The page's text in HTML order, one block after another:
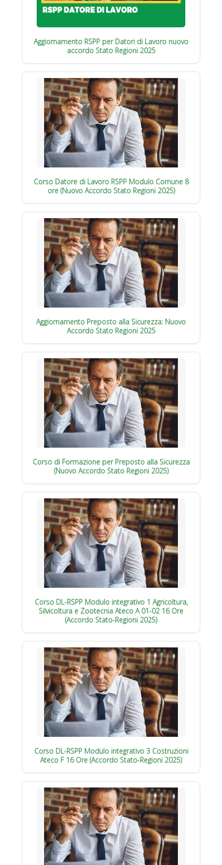
Aggiornamento RSPP per Datori di Lavoro nuovo
accordo Stato Regioni 2025
Corso Datore di Lavoro RSPP Modulo Comune 8
ore (Nuovo Accordo Stato Regioni 2025)
Aggiornamento Preposto alla Sicurezza: Nuovo
Accordo Stato Regioni 2025
Corso di Formazione per Preposto alla Sicurezza
(Nuovo Accordo Stato Regioni 2025)
Corso DL-RSPP Modulo integrativo 1 Agricoltura,
Silvicoltura e Zootecnia Ateco A 01-02 16 Ore
(Accordo Stato-Regioni 2025)
Corso DL-RSPP Modulo integrativo 3 Costruzioni
Ateco F 16 Ore (Accordo Stato-Regioni 2025)